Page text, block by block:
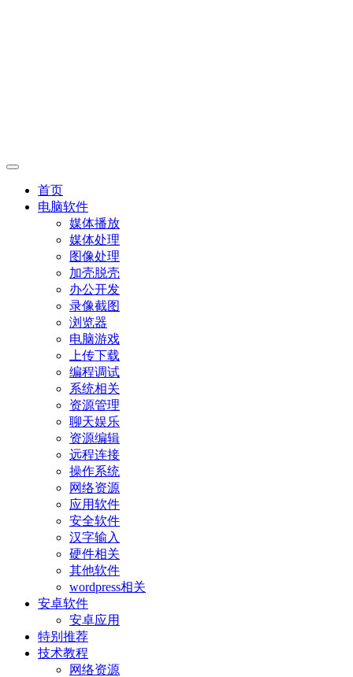
首页
电脑软件
媒体播放
媒体处理
图像处理
加壳脱壳
办公开发
录像截图
浏览器
电脑游戏
上传下载
编程调试
系统相关
资源管理
聊天娱乐
资源编辑
远程连接
操作系统
网络资源
应用软件
安全软件
汉字输入
硬件相关
其他软件
wordpress相关
安卓软件
安卓应用
特别推荐
技术教程
网络资源